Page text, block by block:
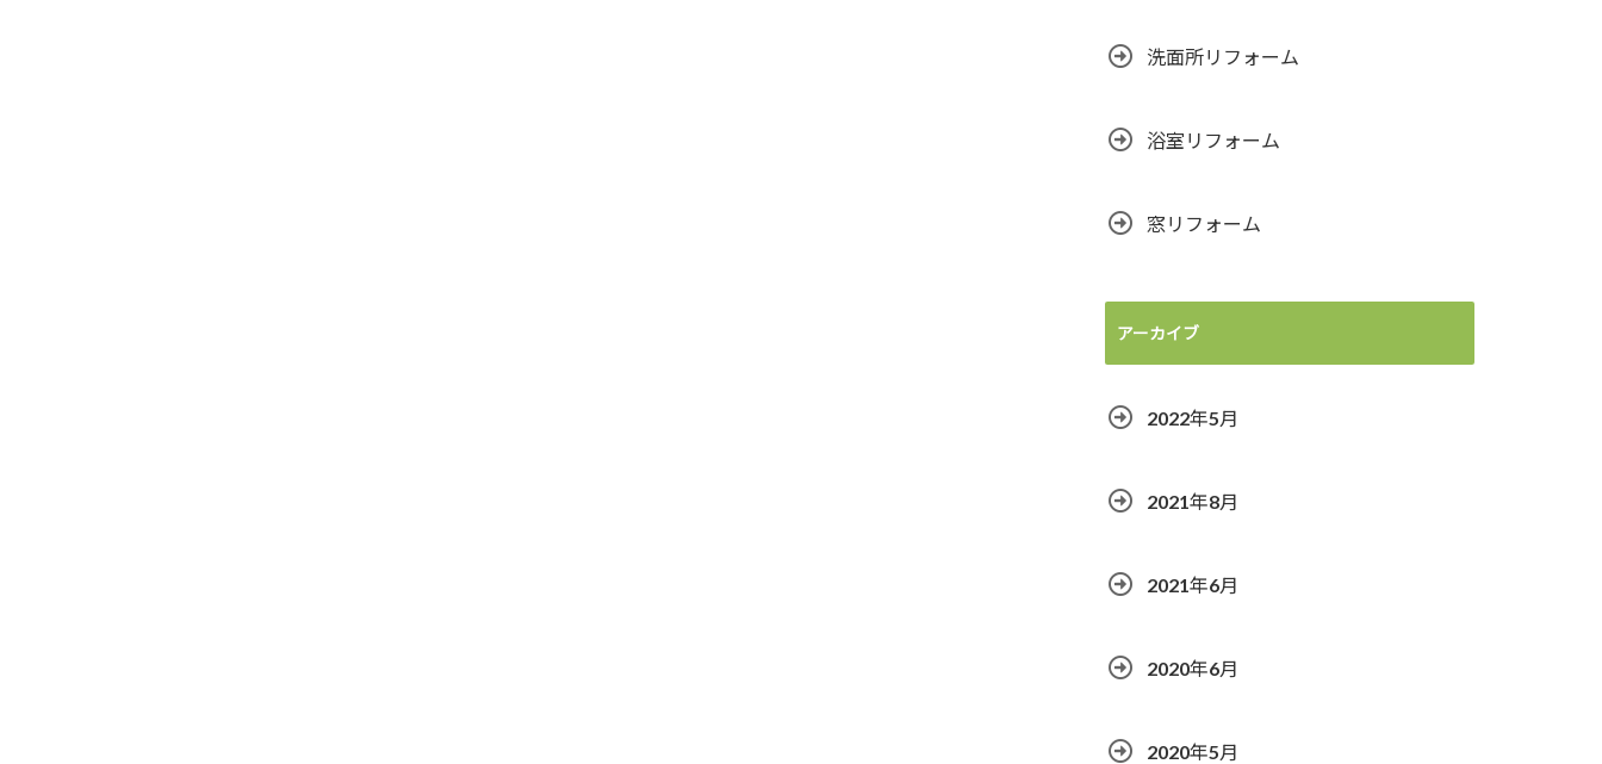
洗面所リフォーム
浴室リフォーム
窓リフォーム
アーカイブ
2022年5月
2021年8月
2021年6月
2020年6月
2020年5月